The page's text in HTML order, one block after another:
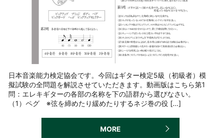
日本音楽能力検定協会です。今回はギター検定5級（初級者）模
擬試験の全問題を解説させていただきます。動画版はこちら第1
問：エレキギターの各部の名称を下の語群から選びなさい。
（1）ペグ ※弦を締めたり緩めたりするネジ巻の役 […]
MORE